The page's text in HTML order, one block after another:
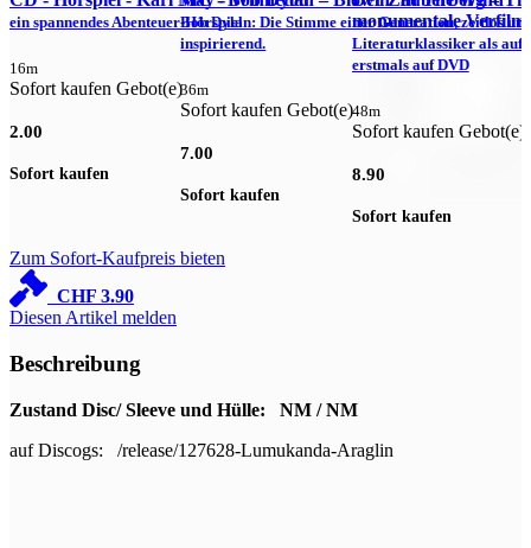
ein spannendes Abenteuer-Hörspiel
16m
Sofort kaufen Gebot(e)
2.00
Sofort kaufen
Bob Dylan: Die Stimme einer Generation, zeitlos
inspirierend.
36m
Sofort kaufen Gebot(e)
7.00
Sofort kaufen
monumentale
Literaturklassiker als
erstmals auf DVD
48m
Sofort kaufen Gebot(e)
8.90
Sofort kaufen
Zum Sofort-Kaufpreis bieten
CHF 3.90
Diesen Artikel melden
Beschreibung
Zustand Disc/ Sleeve und Hülle: NM / NM
auf Discogs: /release/127628-Lumukanda-Araglin